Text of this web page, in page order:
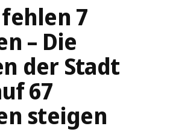
7
– Die
der Stadt
67
steigen